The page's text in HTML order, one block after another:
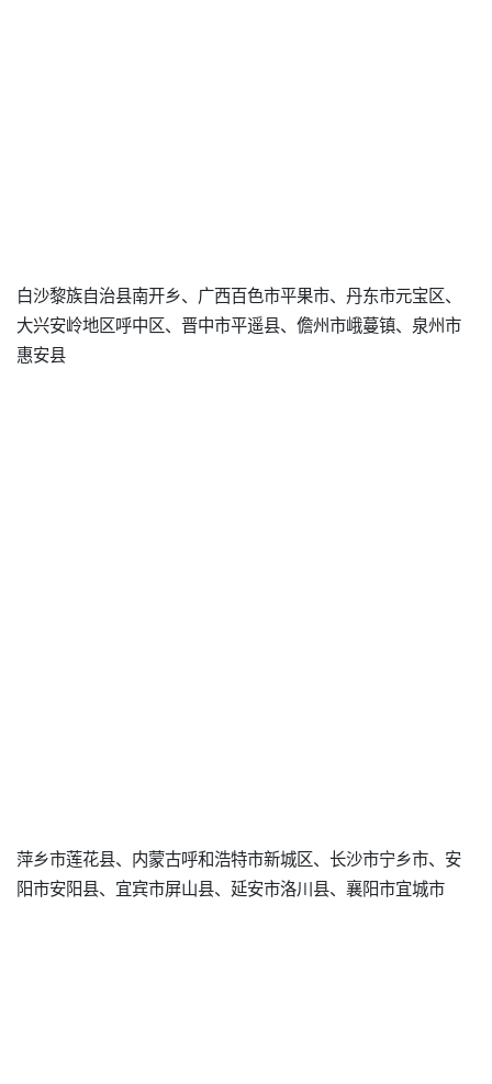
白沙黎族自治县南开乡、广西百色市平果市、丹东市元宝区、
大兴安岭地区呼中区、晋中市平遥县、儋州市峨蔓镇、泉州市
惠安县
萍乡市莲花县、内蒙古呼和浩特市新城区、长沙市宁乡市、安
阳市安阳县、宜宾市屏山县、延安市洛川县、襄阳市宜城市